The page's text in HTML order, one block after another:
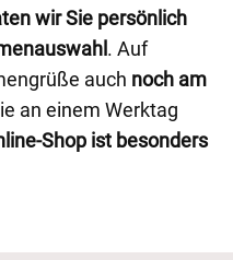
wir Sie persönlich
. Auf
auch noch am
an einem Werktag
Shop ist besonders